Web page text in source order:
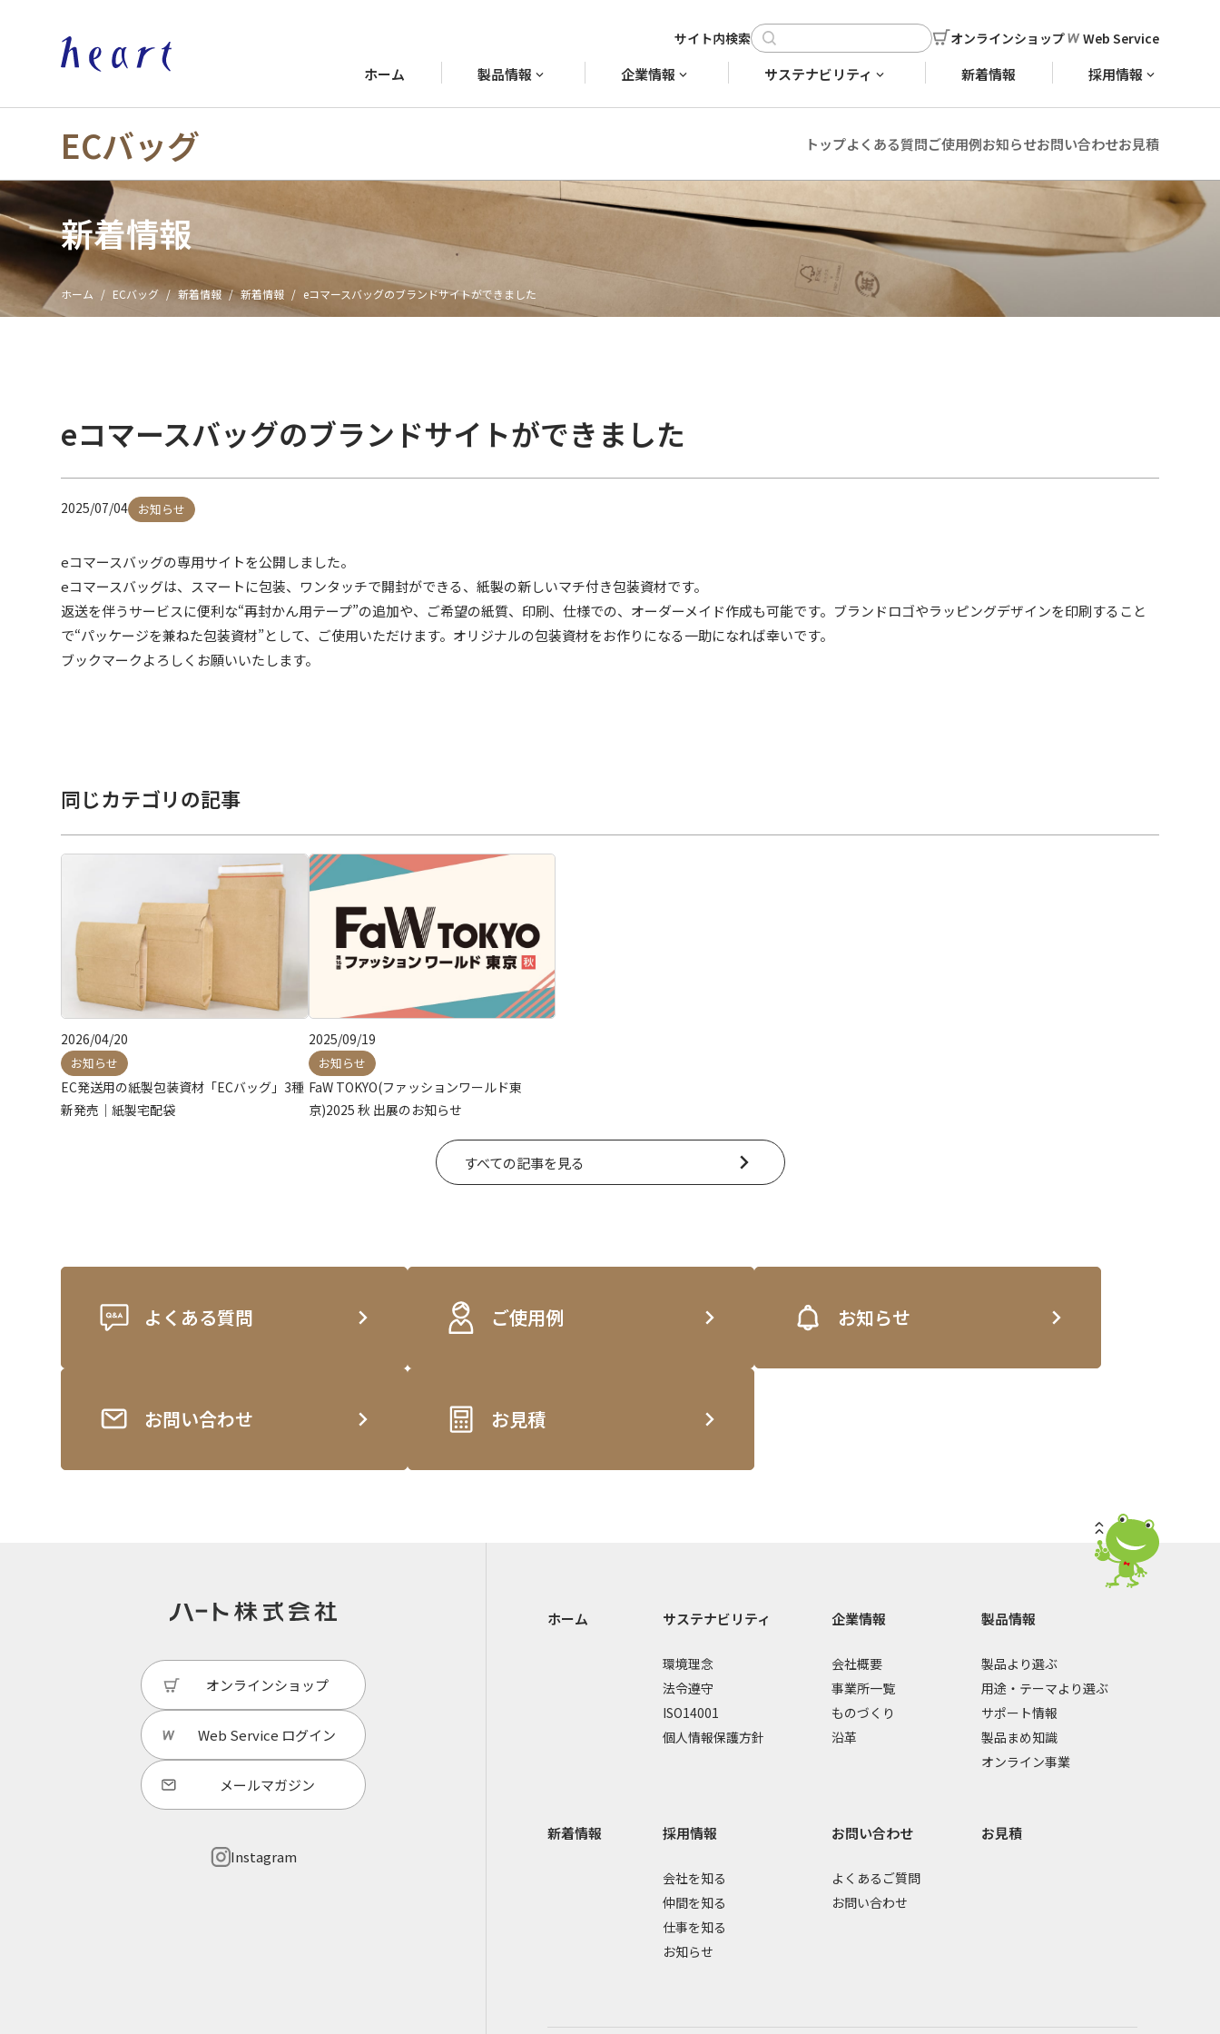
オンラインショップ Web Service
ホーム 製品情報 企業情報 サステナビリティ 新着情報 採用情報
ECバッグ トップよくある質問ご使用例お知らせお問い合わせお見積
新着情報
ホーム ECバッグ 新着情報 新着情報 eコマースバッグのブランドサイトができました
eコマースバッグのブランドサイトができました
2025/07/04 お知らせ
eコマースバッグの専用サイトを公開しました。
eコマースバッグは、スマートに包装、ワンタッチで開封ができる、紙製の新しいマチ付き包装資材です。
返送を伴うサービスに便利な“再封かん用テープ”の追加や、ご希望の紙質、印刷、仕様での、オーダーメイド作成も可能です。ブランドロゴやラッピングデザインを印刷すること
で“パッケージを兼ねた包装資材”として、ご使用いただけます。オリジナルの包装資材をお作りになる一助になれば幸いです。
ブックマークよろしくお願いいたします。
同じカテゴリの記事
2026/04/20
お知らせ
EC発送用の紙製包装資材「ECバッグ」3種
新発売｜紙製宅配袋
2025/09/19
お知らせ
FaW TOKYO(ファッションワールド東
京)2025 秋 出展のお知らせ
すべての記事を見る
よくある質問 ご使用例 お知らせ
お問い合わせ お見積
オンラインショップ
Web Service ログイン
メールマガジン
Instagram
ホーム サステナビリティ
環境理念
法令遵守
ISO14001
個人情報保護方針
企業情報
会社概要
事業所一覧
ものづくり
沿革
製品情報
製品より選ぶ
用途・テーマより選ぶ
サポート情報
製品まめ知識
オンライン事業
新着情報 採用情報
会社を知る
仲間を知る
仕事を知る
お知らせ
お問い合わせ
よくあるご質問
お問い合わせ
お見積